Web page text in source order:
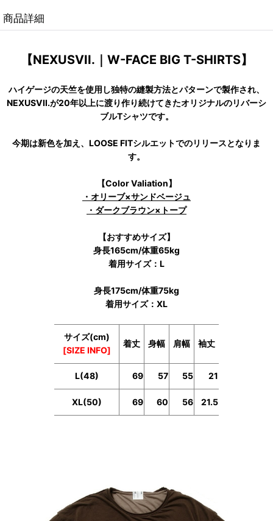
商品詳細
【NEXUSVII.｜W-FACE BIG T-SHIRTS】
ハイゲージの天竺を使用し独特の縫製方法とパターンで製作され、
NEXUSVII.が20年以上に渡り作り続けてきたオリジナルのリバーシ
ブルTシャツです。
今期は新色を加え、LOOSE FITシルエットでのリリースとなりま
す。
【Color Valiation】
・オリーブ×サンドベージュ
・ダークブラウン×トープ
【おすすめサイズ】
身長165cm/体重65kg
着用サイズ：L
身長175cm/体重75kg
着用サイズ：XL
サイズ(cm)
[SIZE INFO]
着丈 身幅 肩幅 袖丈
L(48) 69 57 55 21
XL(50) 69 60 56 21.5